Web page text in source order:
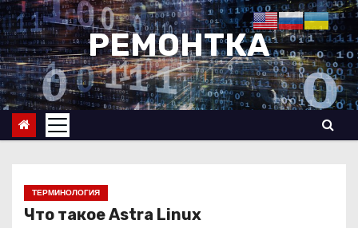
П
е
р
е
й
и
РЕМОНТКА
ТЕРМИНОЛОГИЯ
Что такое Astra Linux